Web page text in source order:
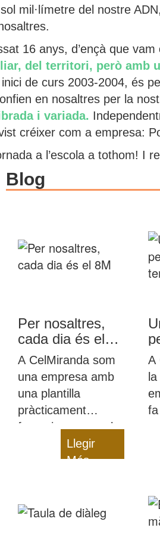
mil·límetre del nostre
16 anys, d’ençà que
del territori, però amb
inici de curs 2003-2004, és
en nosaltres per la
i variada.
créixer com a empresa:
a l’escola a tothom! I
Blog
Per nosaltres,
cada dia és el
8M
A CelMiranda som
una empresa amb
una plantilla
pràcticament
femenina en tota la
seua totalitat i, a
eminentment
Llegir
Més
A